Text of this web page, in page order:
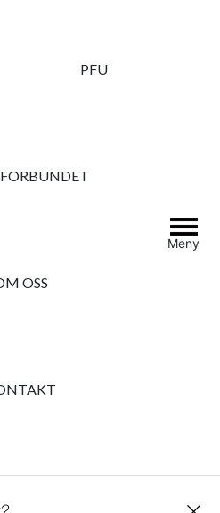
Meny
PFU
OSS
Rapport, Thomas Frigård,